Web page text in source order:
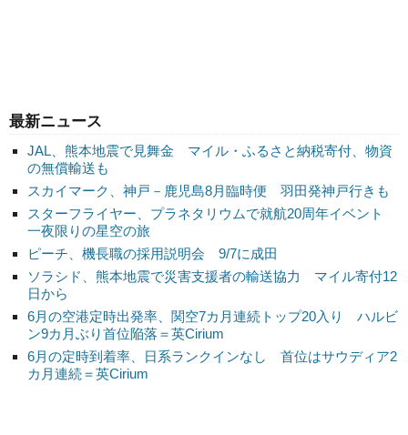
最新ニュース
JAL、熊本地震で見舞金 マイル・ふるさと納税寄付、物資
の無償輸送も
スカイマーク、神戸－鹿児島8月臨時便 羽田発神戸行きも
スターフライヤー、プラネタリウムで就航20周年イベント
一夜限りの星空の旅
ピーチ、機長職の採用説明会 9/7に成田
ソラシド、熊本地震で災害支援者の輸送協力 マイル寄付12
日から
6月の空港定時出発率、関空7カ月連続トップ20入り ハルビ
ン9カ月ぶり首位陥落＝英Cirium
6月の定時到着率、日系ランクインなし 首位はサウディア2
カ月連続＝英Cirium